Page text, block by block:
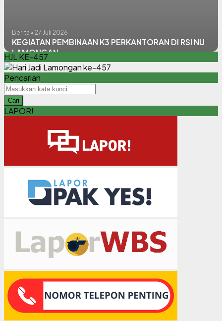
Berita • 27 Juli 2026
KEGIATAN PEMBINAAN K3 PERKANTORAN DI RSI NU
LAMONGAN
HJL KE-457
Pencarian
Cari
LAPOR!